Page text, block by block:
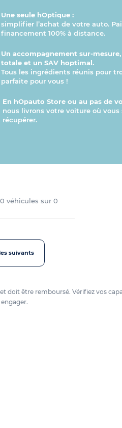
Une seule hOptique :
simplifier l’achat de votre auto.
financement 100% à distance.
Un accompagnement sur-
totale et un SAV hoptimal.
Tous les ingrédients réunis pour
parfaite pour vous !
En hOpauto Store ou au pas de
nous livrons votre voiture où vous
récupérer.
0véhicules sur0
suivants
doit être remboursé. Vérifiez vos